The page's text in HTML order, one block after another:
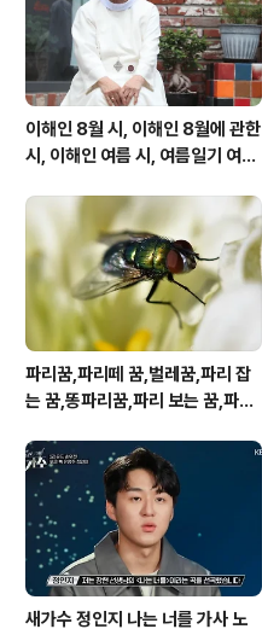
이해인 8월 시, 이해인 8월에 관한
시, 이해인 여름 시, 여름일기 여름
파리꿈,파리떼 꿈,벌레꿈,파리 잡
는 꿈,똥파리꿈,파리 보는 꿈,파리
새가수 정인지 나는 너를 가사 노